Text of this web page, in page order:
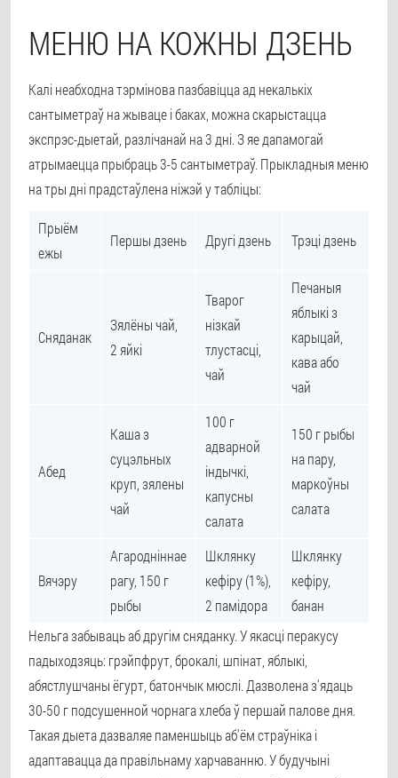
МЕНЮ НА КОЖНЫ ДЗЕНЬ
Калі неабходна тэрмінова пазбавіцца ад некалькіх
сантыметраў на жываце і баках, можна скарыстацца
экспрэс-дыетай, разлічанай на 3 дні. З яе дапамогай
атрымаецца прыбраць 3-5 сантыметраў. Прыкладныя меню
на тры дні прадстаўлена ніжэй у табліцы:
Прыём
ежы
Першы дзень Другі дзень Трэці дзень
Сняданак
Зялёны чай,
2 яйкі
Тварог
нізкай
тлустасці,
чай
Печаныя
яблыкі з
карыцай,
кава або
чай
Абед
Каша з
суцэльных
круп, зялены
чай
100 г
адварной
індычкі,
капусны
салата
150 г рыбы
на пару,
маркоўны
салата
Вячэру
Агародніннае
рагу, 150 г
рыбы
Шклянку
кефіру (1%),
2 памідора
Шклянку
кефіру,
банан
Нельга забываць аб другім сняданку. У якасці перакусу
падыходзяць: грэйпфрут, брокалі, шпінат, яблыкі,
абястлушчаны ёгурт, батончык мюслі. Дазволена з'ядаць
30-50 г подсушенной чорнага хлеба ў першай палове дня.
Такая дыета дазваляе паменшыць аб'ём страўніка і
адаптавацца да правільнаму харчаванню. У будучыні